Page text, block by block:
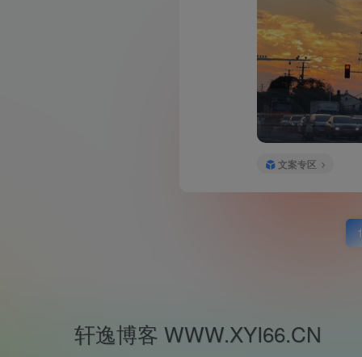
文案专区
1
轩逸博客 WWW.XYI66.CN